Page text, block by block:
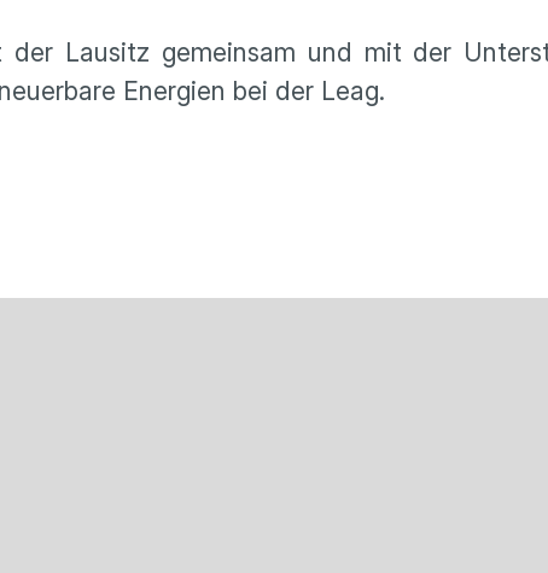
Lausitz gemeinsam und mit der
Energien bei der Leag.